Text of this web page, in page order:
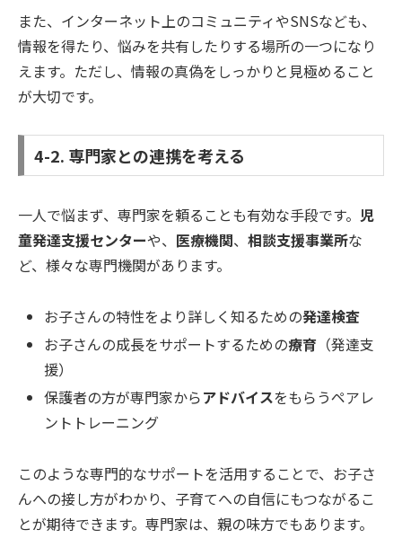
また、インターネット上のコミュニティやSNSなども、
情報を得たり、悩みを共有したりする場所の一つになり
えます。ただし、情報の真偽をしっかりと見極めること
が大切です。
4-2. 専門家との連携を考える
一人で悩まず、専門家を頼ることも有効な手段です。 児
童発達支援センターや、 医療機関、 相談支援事業所な
ど、様々な専門機関があります。
お子さんの特性をより詳しく知るための発達検査
お子さんの成長をサポートするための療育 （発達支
援）
保護者の方が専門家からアドバイスをもらうペアレ
ントトレーニング
このような専門的なサポートを活用することで、お子さ
んへの接し方がわかり、子育てへの自信にもつながるこ
とが期待できます。専門家は、親の味方でもあります。